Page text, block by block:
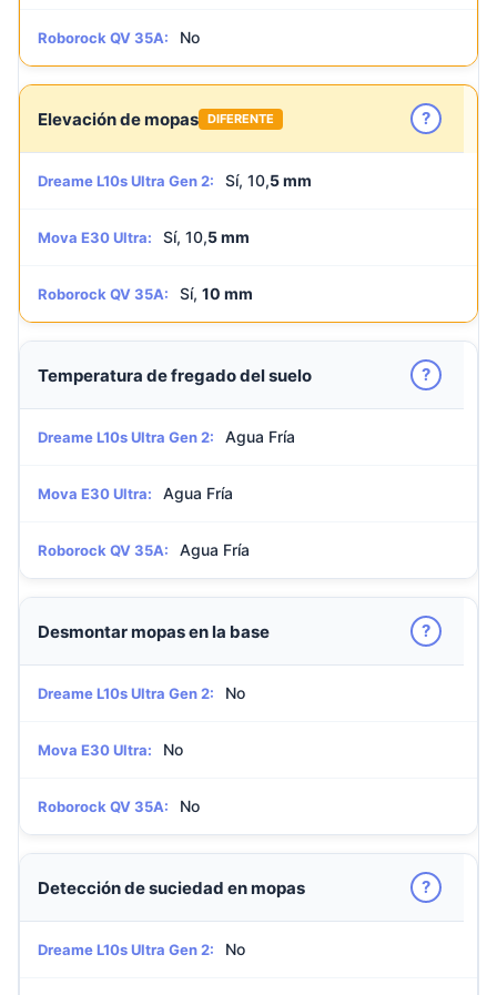
Roborock QV 35A: No
Elevación de mopas DIFERENTE ?
Dreame L10s Ultra Gen 2: Sí, 10,5 mm
Mova E30 Ultra: Sí, 10,5 mm
Roborock QV 35A: Sí, 10 mm
Temperatura de fregado del suelo ?
Dreame L10s Ultra Gen 2: Agua Fría
Mova E30 Ultra: Agua Fría
Roborock QV 35A: Agua Fría
Desmontar mopas en la base ?
Dreame L10s Ultra Gen 2: No
Mova E30 Ultra: No
Roborock QV 35A: No
Detección de suciedad en mopas ?
Dreame L10s Ultra Gen 2: No